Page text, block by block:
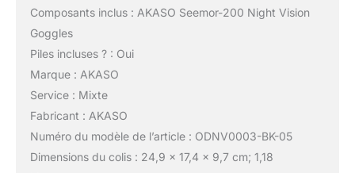
Composants inclus : AKASO Seemor-200 Night Vision
Goggles
Piles incluses ? : Oui
Marque : AKASO
Service : Mixte
Fabricant : AKASO
Numéro du modèle de l’article : ODNV0003-BK-05
Dimensions du colis : 24,9 x 17,4 x 9,7 cm; 1,18